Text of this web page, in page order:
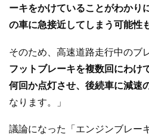
ーキをかけていることがわかり
の車に急接近してしまう可能性
そのため、高速道路走行中のブ
フットブレーキを複数回にわけ
何回か点灯させ、後続車に減速
なります。」
議論になった「エンジンブレー